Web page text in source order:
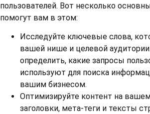
пользователей. Вот несколько
помогут вам в этом:
Исследуйте ключевые слова,
вашей нише и целевой
определить, какие запросы
используют для поиска
вашим бизнесом.
Оптимизируйте контент на
заголовки, мета-теги и тексты